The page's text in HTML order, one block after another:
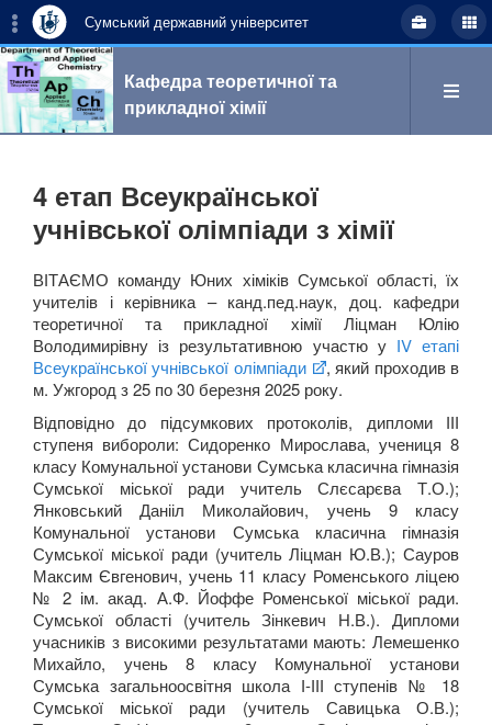
Сумський державний університет
Кафедра теоретичної та
прикладної хімії
укр eng
Про кафедру
Наукова робота
Навчання
Кар'єра
4 етап Всеукраїнської
учнівської олімпіади з хімії
ВІТАЄМО команду Юних хіміків Сумської області, їх
учителів і керівника – канд.пед.наук, доц. кафедри
теоретичної та прикладної хімії Ліцман Юлію
Володимирівну із результативною участю у ІV етапі
Всеукраїнської учнівської олімпіади
, який проходив в
м. Ужгород з 25 по 30 березня 2025 року.
Відповідно до підсумкових протоколів, дипломи ІІІ
ступеня вибороли: Сидоренко Мирослава, учениця 8
класу Комунальної установи Сумська класична гімназія
Сумської міської ради учитель Слєсарєва Т.О.);
Янковський Данііл Миколайович, учень 9 класу
Комунальної установи Сумська класична гімназія
Сумської міської ради (учитель Ліцман Ю.В.); Сауров
Максим Євгенович, учень 11 класу Роменського ліцею
№ 2 ім. акад. А.Ф. Йоффе Роменської міської ради.
Сумської області (учитель Зінкевич Н.В.). Дипломи
учасників з високими результатами мають: Лемешенко
Михайло, учень 8 класу Комунальної установи
Сумська загальноосвітня школа І-ІІІ ступенів № 18
Сумської міської ради (учитель Савицька О.В.);